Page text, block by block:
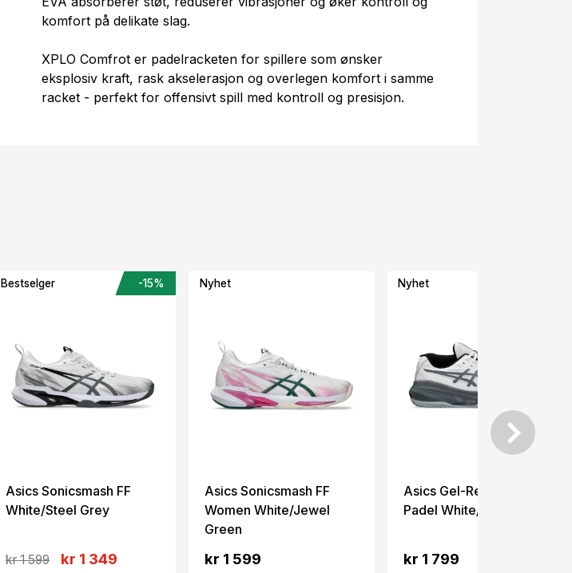
komfort på delikate slag.
XPLO Comfrot er padelracketen for spillere som ønsker
eksplosiv kraft, rask akselerasjon og overlegen komfort i samme
racket - perfekt for offensivt spill med kontroll og presisjon.
Bestselger -15%
Asics Sonicsmash FF
White/Steel Grey
kr 1 599 kr 1 349
Nyhet
Asics Sonicsmash FF
Women White/Jewel
Green
kr 1 599
Nyhet
Asics Gel-Resolution X
Padel White/Steel Grey
kr 1 799